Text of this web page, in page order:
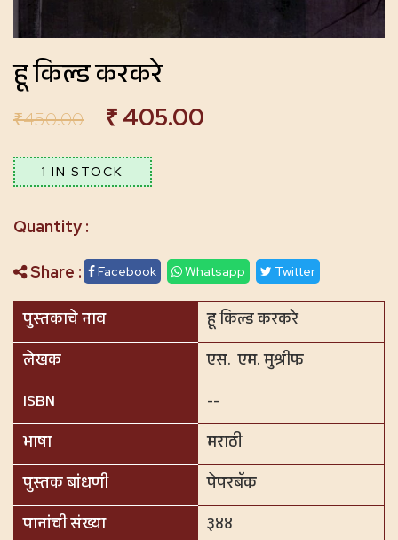
हू किल्ड करकरे
₹450.00 ₹ 405.00
1 IN STOCK
Share : Facebook Whatsapp Twitter
पुस्तकाचे नाव
हू किल्ड करकरे
लेखक
एस. एम. मुश्रीफ
ISBN
--
भाषा
मराठी
पुस्तक बांधणी
पेपरबॅक
पानांची संख्या
३४४